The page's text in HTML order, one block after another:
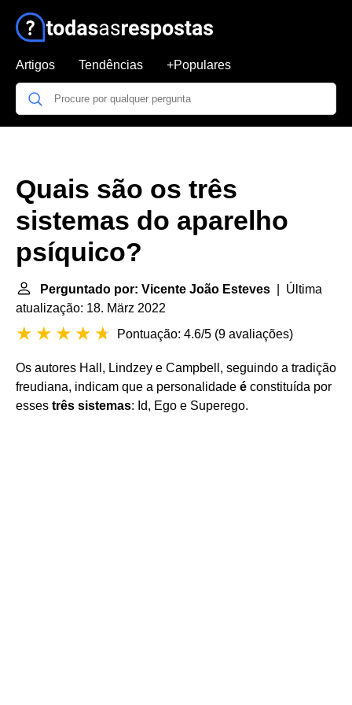
Artigos Tendências +Populares
Quais são os três
sistemas do aparelho
psíquico?
Perguntado por: Vicente João Esteves | Última
atualização: 18. März 2022
Pontuação: 4.6/5 (9 avaliações)
Os autores Hall, Lindzey e Campbell, seguindo a tradição
freudiana, indicam que a personalidade é constituída por
esses três sistemas: Id, Ego e Superego.